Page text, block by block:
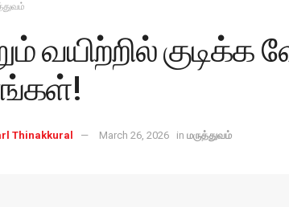
வயிற்றில் குடிக்க
Thinakkural March 26, 2026 in மருத்துவம்